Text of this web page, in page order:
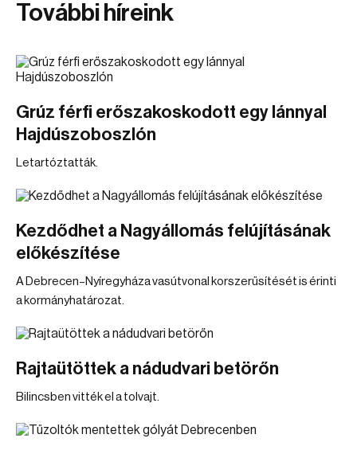
További híreink
Grúz férfi erőszakoskodott egy lánnyal
Hajdúszoboszlón
Letartóztatták.
Kezdődhet a Nagyállomás felújításának
előkészítése
A Debrecen–Nyíregyháza vasútvonal korszerűsítését is érinti
a kormányhatározat.
Rajtaütöttek a nádudvari betörőn
Bilincsben vitték el a tolvajt.